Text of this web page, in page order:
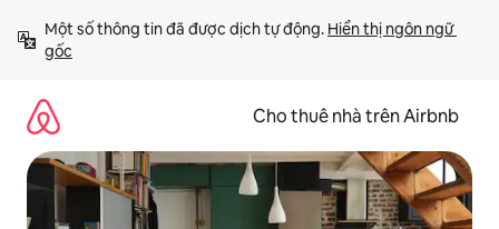
đến
Một số thông tin đã được dịch tự động. Hiển thị ngôn ngữ
gốc
Cho thuê nhà trên Airbnb